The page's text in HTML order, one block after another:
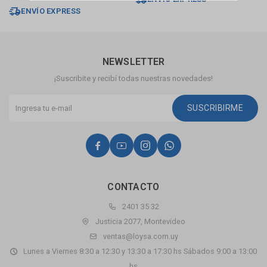
ENVÍO EXPRESS
CONTACTO
2401 35 32
Justicia 2077, Montevideo
ventas@loysa.com.uy
Lunes a Viernes 8:30 a 12:30 y 13:30 a 17:30 hs Sábados 9:00 a 13:00
NEWSLETTER
¡Suscribite y recibí todas nuestras novedades!
SUSCRIBIRME
   